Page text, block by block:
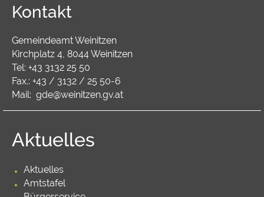
Kontakt
Gemeindeamt Weinitzen
Kirchplatz 4, 8044 Weinitzen
Tel: +43 3132 25 50
Fax.: +43 / 3132 / 25 50-6
Mail: gde@weinitzen.gv.at
Aktuelles
Aktuelles
Amtstafel